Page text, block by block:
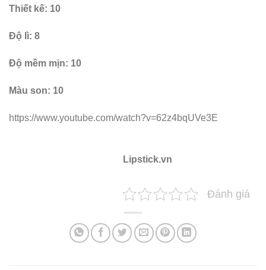
Thiết kế: 10
Độ lì: 8
Độ mềm mịn: 10
Màu son: 10
https://www.youtube.com/watch?v=62z4bqUVe3E
Lipstick.vn
Đánh giá